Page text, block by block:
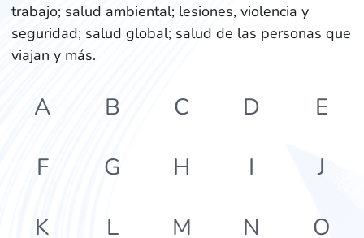
trabajo; salud ambiental; lesiones, violencia y
seguridad; salud global; salud de las personas que
viajan y más.
A B C D
E
F
G H I
J
K
L M N
O